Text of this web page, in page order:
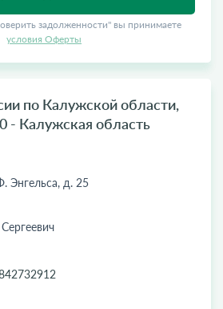
задолженности" вы принимаете
условия Оферты
по Калужской области,
- Калужская область
Энгельса, д. 25